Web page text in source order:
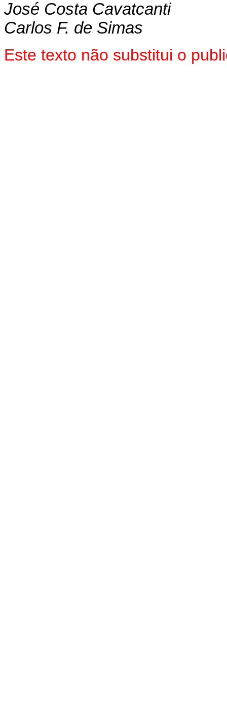
José Costa Cavatcanti
Carlos F. de Simas
Este texto não substitui o